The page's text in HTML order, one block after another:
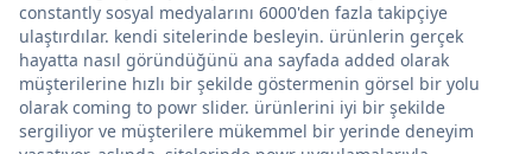
constantly sosyal medyalarını 6000'den fazla takipçiye
ulaştırdılar. kendi sitelerinde besleyin. ürünlerin gerçek
hayatta nasıl göründüğünü ana sayfada added olarak
müşterilerine hızlı bir şekilde göstermenin görsel bir yolu
olarak coming to powr slider. ürünlerini iyi bir şekilde
sergiliyor ve müşterilere mükemmel bir yerinde deneyim